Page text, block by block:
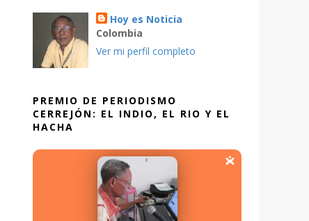
Hoy es Noticia
Colombia
Ver mi perfil completo
PREMIO DE PERIODISMO
CERREJÓN: EL INDIO, EL RIO Y EL
HACHA